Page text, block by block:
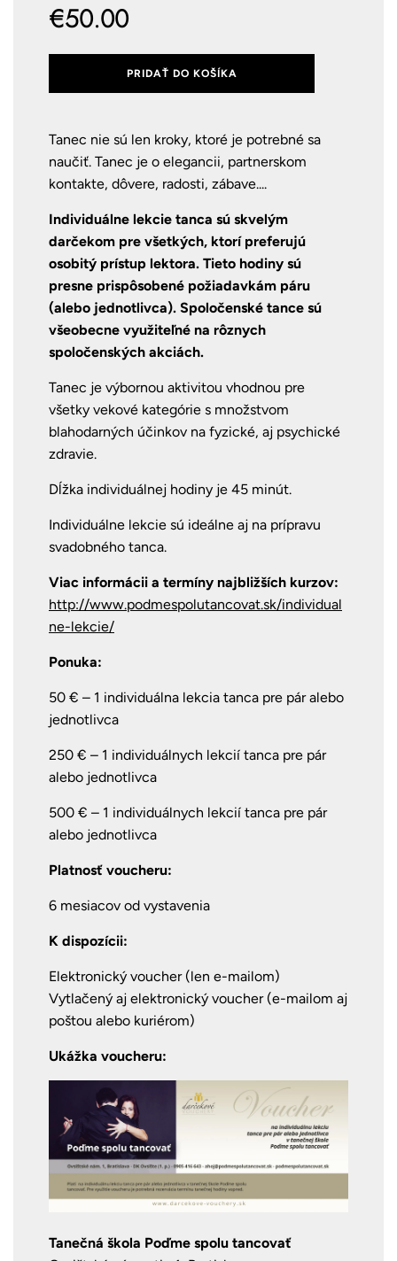
€50.00
PRIDAŤ DO KOŠÍKA
Tanec nie sú len kroky, ktoré je potrebné sa
naučiť. Tanec je o elegancii, partnerskom
kontakte, dôvere, radosti, zábave....
Individuálne lekcie tanca sú skvelým
darčekom pre všetkých, ktorí preferujú
osobitý prístup lektora. Tieto hodiny sú
presne prispôsobené požiadavkám páru
(alebo jednotlivca). Spoločenské tance sú
všeobecne využiteľné na rôznych
spoločenských akciách.
Tanec je výbornou aktivitou vhodnou pre
všetky vekové kategórie s množstvom
blahodarných účinkov na fyzické, aj psychické
zdravie.
Dĺžka individuálnej hodiny je 45 minút.
Individuálne lekcie sú ideálne aj na prípravu
svadobného tanca.
Viac informácii a termíny najbližších kurzov:
http://www.podmespolutancovat.sk/individual
ne-lekcie/
Ponuka:
50 € – 1 individuálna lekcia tanca pre pár alebo
jednotlivca
250 € – 1 individuálnych lekcií tanca pre pár
alebo jednotlivca
500 € – 1 individuálnych lekcií tanca pre pár
alebo jednotlivca
Platnosť voucheru:
6 mesiacov od vystavenia
K dispozícii:
Elektronický voucher (len e-mailom)
Vytlačený aj elektronický voucher (e-mailom aj
poštou alebo kuriérom)
Ukážka voucheru:
Tanečná škola Poďme spolu tancovať